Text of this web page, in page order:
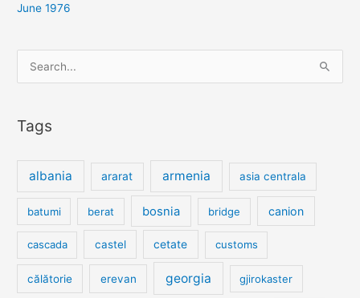
June 1976
Search
for:
Tags
albania ararat armenia asia centrala
batumi berat bosnia bridge canion
cascada castel cetate customs
călătorie erevan georgia gjirokaster